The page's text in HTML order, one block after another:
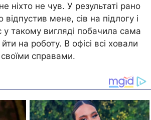
ніхто не чув. У результаті рано
мене, сів на підлогу і
у такому вигляді побачила сама
на роботу. В офісі всі ховали
своїми справами.